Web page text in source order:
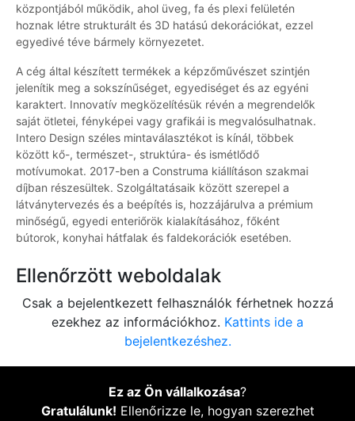
központjából működik, ahol üveg, fa és plexi felületén
hoznak létre strukturált és 3D hatású dekorációkat, ezzel
egyedivé téve bármely környezetet.
A cég által készített termékek a képzőművészet szintjén
jelenítik meg a sokszínűséget, egyediséget és az egyéni
karaktert. Innovatív megközelítésük révén a megrendelők
saját ötletei, fényképei vagy grafikái is megvalósulhatnak.
Intero Design széles mintaválasztékot is kínál, többek
között kő-, természet-, struktúra- és ismétlődő
motívumokat. 2017-ben a Construma kiállításon szakmai
díjban részesültek. Szolgáltatásaik között szerepel a
látványtervezés és a beépítés is, hozzájárulva a prémium
minőségű, egyedi enteriőrök kialakításához, főként
bútorok, konyhai hátfalak és faldekorációk esetében.
Ellenőrzött weboldalak
Csak a bejelentkezett felhasználók férhetnek hozzá
ezekhez az információkhoz. Kattints ide a
bejelentkezéshez.
Ez az Ön vállalkozása?
Gratulálunk! Ellenőrizze le, hogyan szerezhet